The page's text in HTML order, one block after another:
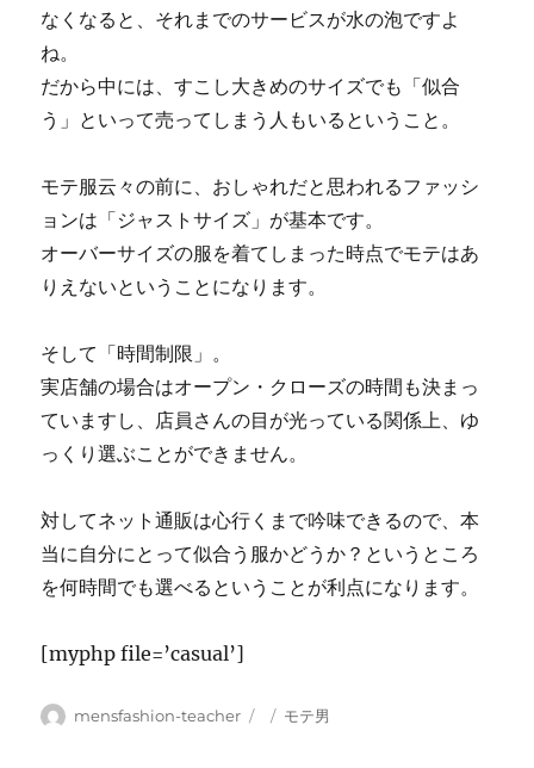
なくなると、それまでのサービスが水の泡ですよ
ね。
だから中には、すこし大きめのサイズでも「似合
う」といって売ってしまう人もいるということ。
モテ服云々の前に、おしゃれだと思われるファッシ
ョンは「ジャストサイズ」が基本です。
オーバーサイズの服を着てしまった時点でモテはあ
りえないということになります。
そして「時間制限」。
実店舗の場合はオープン・クローズの時間も決まっ
ていますし、店員さんの目が光っている関係上、ゆ
っくり選ぶことができません。
対してネット通販は心行くまで吟味できるので、本
当に自分にとって似合う服かどうか？というところ
を何時間でも選べるということが利点になります。
[myphp file=’casual’]
投
mensfashion-teacher
投 カ
モテ男